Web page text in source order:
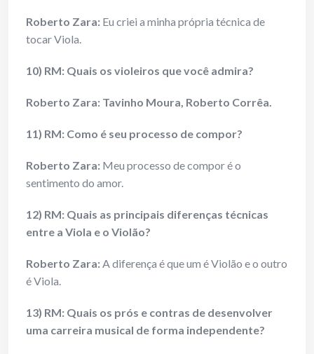
Roberto Zara: Eu criei a minha própria técnica de
tocar Viola.
10) RM: Quais os violeiros que você admira?
Roberto Zara: Tavinho Moura, Roberto Corrêa.
11) RM: Como é seu processo de compor?
Roberto Zara: Meu processo de compor é o
sentimento do amor.
12) RM: Quais as principais diferenças técnicas
entre a Viola e o Violão?
Roberto Zara:A diferença é que um é Violão e o outro
é Viola.
13) RM: Quais os prós e contras de desenvolver
uma carreira musical de forma independente?